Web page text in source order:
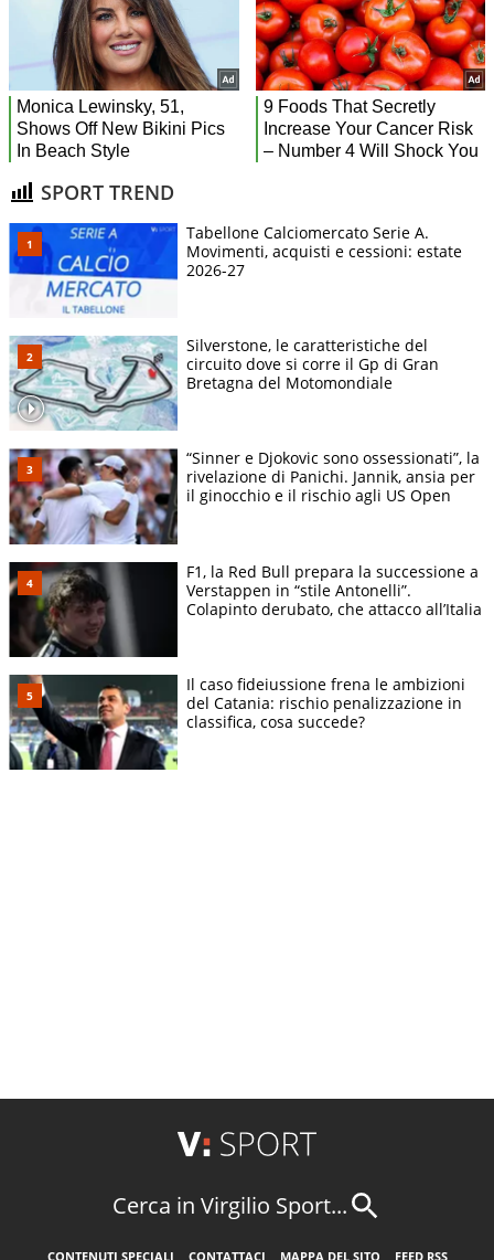
SPORT TREND
Tabellone Calciomercato Serie A.
Movimenti, acquisti e cessioni: estate
2026-27
Silverstone, le caratteristiche del
circuito dove si corre il Gp di Gran
Bretagna del Motomondiale
“Sinner e Djokovic sono ossessionati”, la
rivelazione di Panichi. Jannik, ansia per
il ginocchio e il rischio agli US Open
F1, la Red Bull prepara la successione a
Verstappen in “stile Antonelli”.
Colapinto derubato, che attacco all’Italia
Il caso fideiussione frena le ambizioni
del Catania: rischio penalizzazione in
classifica, cosa succede?
Cerca in Virgilio Sport...
CONTENUTI SPECIALI CONTATTACI MAPPA DEL SITO FEED RSS